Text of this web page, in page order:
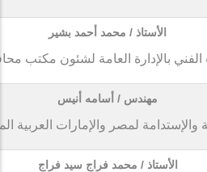
الأستاذ / محمد أحمد بشير
الفني بالإدارة العامة لشئون مكتب
مهندس / أسامه أنيس
والإستدامة لمصر والإمارات العربية
الأستاذ / محمد فراج سيد فراج